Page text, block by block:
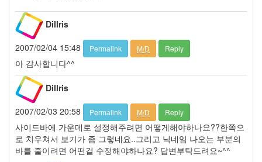
Dillris
2007/02/04 15:48
Permalink M/D Reply
아 감사합니다^^
Dillris
2007/02/03 20:58
Permalink M/D Reply
사이드바에 가운데로 설정해주려면 어떻게해야하나요??한쪽으
로 치우쳐서 보기가 좀 그렇네요..그리고 닉네임 나오는 부분의
바를 줄이려면 어떤걸 수정해야하나요? 답변부탁드려요~^^
6
월
1
2006
년
7
월
21
2006
년
8
월
26